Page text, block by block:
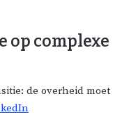
op complexe
de overheid moet